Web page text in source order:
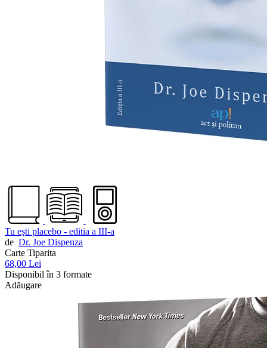
Tu eşti placebo - editia a III-a
de Dr. Joe Dispenza
Carte Tiparita
68,00 Lei
Disponibil în 3 formate
Adăugare